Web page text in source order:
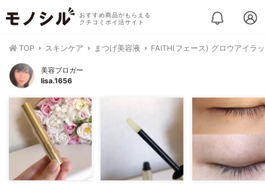
おすすめ商品がもらえる
クチコミポイ活サイト
TOP スキンケア まつげ美容液 FAITH(フェース) グロウアイラ
美容ブロガー
lisa.1656